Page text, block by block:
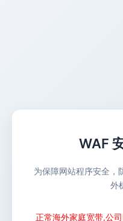
WAF
为保障网站程序安全，
外
正常海外家庭宽带,公